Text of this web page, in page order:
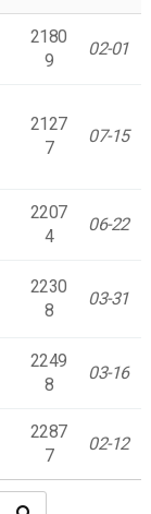
2180
9
02-01
2127
7
07-15
2207
4
06-22
2230
8
03-31
2249
8
03-16
2287
7
02-12